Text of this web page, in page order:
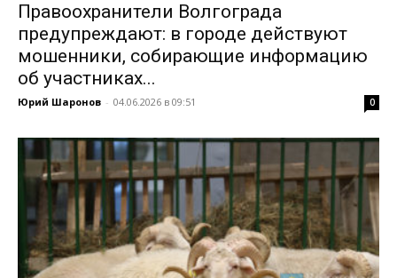
Правоохранители Волгограда
предупреждают: в городе действуют
мошенники, собирающие информацию
об участниках...
Юрий Шаронов - 04.06.2026 в 09:51 0